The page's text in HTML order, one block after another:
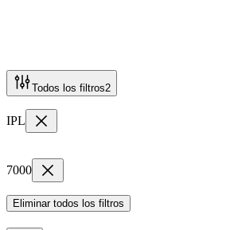
Todos los filtros2
IPL
7000
Eliminar todos los filtros